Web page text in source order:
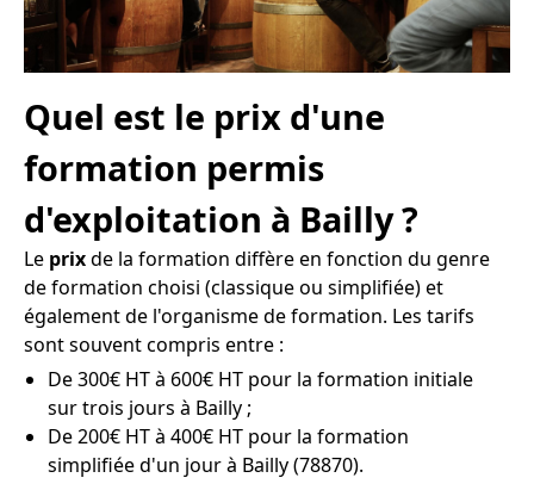
Quel est le prix d'une
formation permis
d'exploitation à Bailly ?
Le prixde la formation diffère en fonction du genre
de formation choisi (classique ou simplifiée) et
également de l'organisme de formation. Les tarifs
sont souvent compris entre :
De 300€ HT à 600€ HT pour la formation initiale
sur trois jours à Bailly ;
De 200€ HT à 400€ HT pour la formation
simplifiée d'un jour à Bailly (78870).